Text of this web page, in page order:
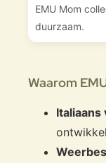
EMU Mom
duurzaam.
Waarom
Italiaans